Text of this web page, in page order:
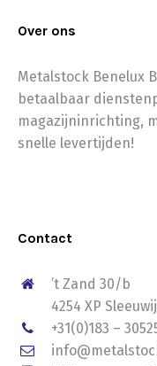
Over ons
Metalstock Benelux
betaalbaar
magazijninrichting,
snelle levertijden!
Contact
’t Zand 30/b
4254 XP
+31(0)183 –